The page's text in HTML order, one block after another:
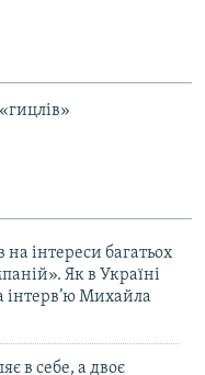
на інтереси багатьох
Як в Україні
інтерв’ю Михайла
в себе, а двоє